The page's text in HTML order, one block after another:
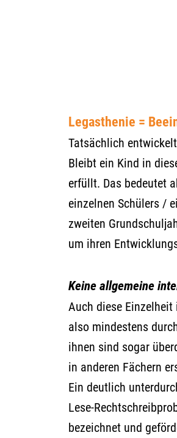
Legasthenie =
Tatsächlich
Bleibt ein Kind in
erfüllt. Das bedeutet
einzelnen Schülers /
zweiten
um ihren
Keine allgemeine
Auch diese
also mindestens
ihnen sind sogar
in anderen Fächern
Ein deutlich
Lese-
bezeichnet und